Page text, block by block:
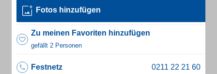
Fotos hinzufügen
Zu meinen Favoriten hinzufügen
gefällt 2 Personen
Festnetz